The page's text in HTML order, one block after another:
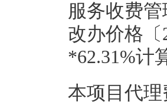
服务收费
改办价格
*62.31%计
本项目代理